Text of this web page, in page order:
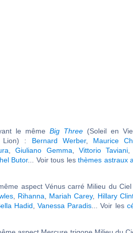
le même Big Three (Soleil en
Lion) : Bernard Werber, Maurice
,Giuliano Gemma Vittorio Taviani,
Butor... Voir tous les thèmes astraux
aspect Vénus carré Milieu du
, Rihanna Mariah Carey, Hillary
Hadid ,Vanessa Paradis ... Voir les